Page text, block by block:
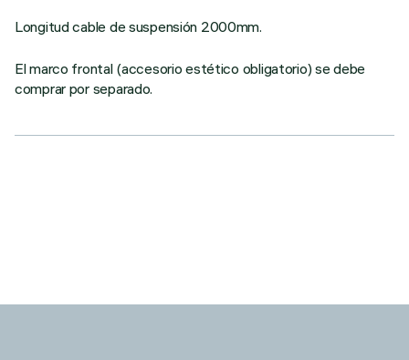
Longitud cable de suspensión 2000mm.
El marco frontal (accesorio estético obligatorio) se debe
comprar por separado.